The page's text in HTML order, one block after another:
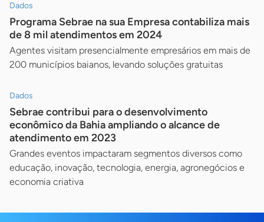
Dados
Programa Sebrae na sua Empresa contabiliza mais
de 8 mil atendimentos em 2024
Agentes visitam presencialmente empresários em mais de
200 municípios baianos, levando soluções gratuitas
Dados
Sebrae contribui para o desenvolvimento
econômico da Bahia ampliando o alcance de
atendimento em 2023
Grandes eventos impactaram segmentos diversos como
educação, inovação, tecnologia, energia, agronegócios e
economia criativa